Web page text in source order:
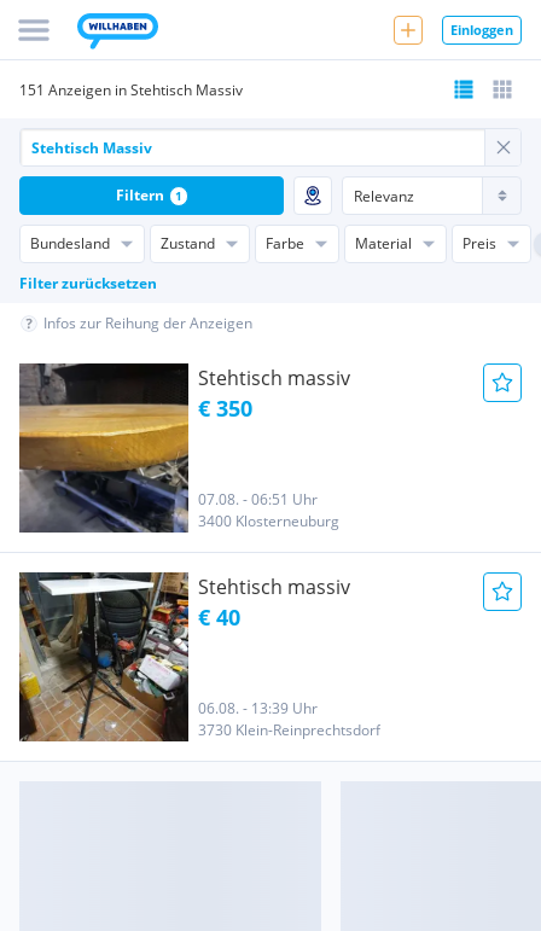
Einloggen
151 Anzeigen in Stehtisch Massiv
Bundesland Zustand Farbe Material
Preis
Filter zurücksetzen
Filtern 1
Infos zur Reihung der Anzeigen
Stehtisch massiv
€ 350
07.08. - 06:51 Uhr
3400 Klosterneuburg
Stehtisch massiv
€ 40
06.08. - 13:39 Uhr
3730 Klein-Reinprechtsdorf